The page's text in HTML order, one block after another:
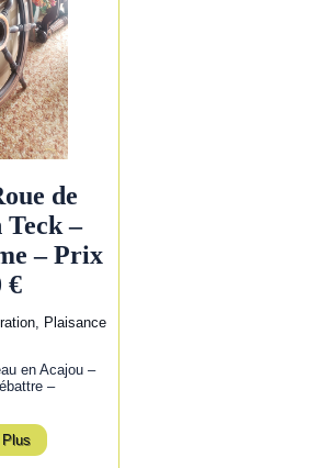
de
Teck –
– Prix
€
Plaisance
en Acajou –
–
Plus